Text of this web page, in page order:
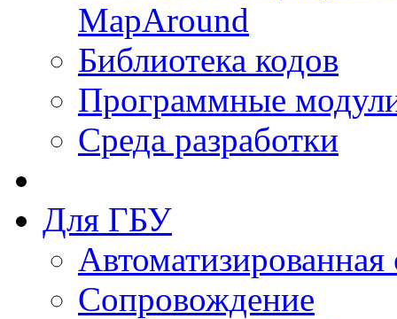
MapAround
Библиотека кодов
Программные
Среда разработки
Для ГБУ
Сопровождение